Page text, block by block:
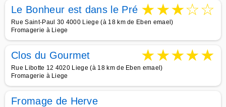
Le Bonheur est dans le Pré ★★★☆☆
Rue Saint-Paul 30 4000 Liege (à 18 km de Eben emael)
Fromagerie à Liege
Clos du Gourmet ★★★★★
Rue Libotte 12 4020 Liege (à 18 km de Eben emael)
Fromagerie à Liege
Fromage de Herve